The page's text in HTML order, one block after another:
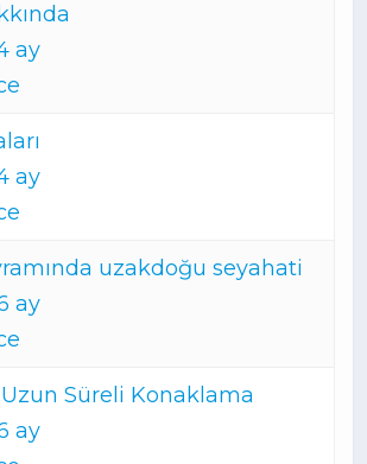
ay
ay
uzakdoğu seyahati
ay
Uzun Süreli Konaklama
ay